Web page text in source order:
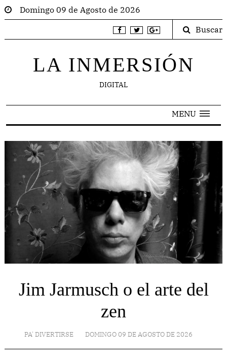
Domingo 09 de Agosto de 2026
Buscar
LA INMERSIÓN
DIGITAL
MENU
Jim Jarmusch o el arte del
zen
PA' DIVERTIRSE DOMINGO 09 DE AGOSTO DE 2026